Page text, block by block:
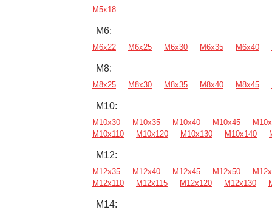
М5х18
М6:
М6х22 М6х25 М6х30 М6х35 М6х40
М8:
М8х25 М8х30 М8х35 М8х40 М8х45
М10:
М10х30 М10х35 М10х40 М10х45
М10х110
М10х120 М10х130 М10х140
М12:
М12х35 М12х40 М12х45 М12х50
М12х110
М12х115 М12х120 М12х130
М14: